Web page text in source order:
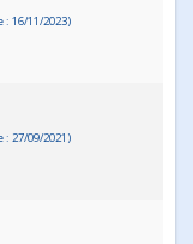
: 16/11/2023)
: 27/09/2021)